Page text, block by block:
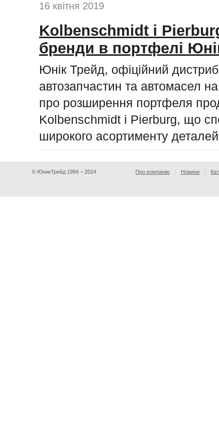
16 квітня 2019
Kolbenschmidt і
бренди в портфелі
Юнік Трейд, офіційний
автозапчастин та автомасел
про розширення портфеля
Kolbenschmidt і Pierburg, що
широкого асортименту
© ЮникТрейд 1994 − 2024 Про компанію Новини